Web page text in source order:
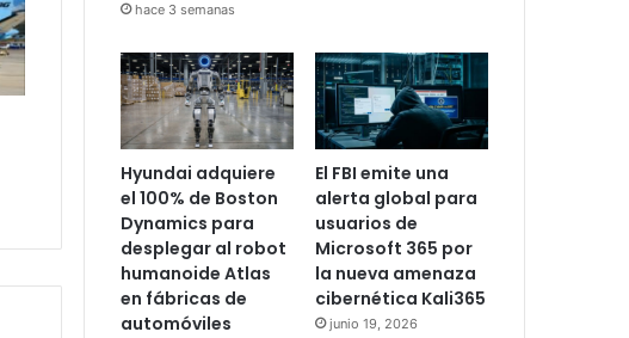
hace 3 semanas
Hyundai adquiere
el 100% de Boston
Dynamics para
desplegar al robot
humanoide Atlas
en fábricas de
automóviles
El FBI emite una
alerta global para
usuarios de
Microsoft 365 por
la nueva amenaza
cibernética Kali365
junio 19, 2026